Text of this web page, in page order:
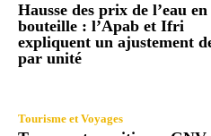
Hausse des prix de l’eau en
bouteille : l’Apab et Ifri
expliquent un ajustement
par unité
Tourisme et Voyages